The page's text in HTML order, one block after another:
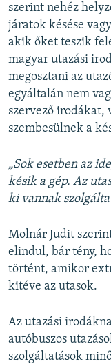
szerint nehéz
járatok késése
akik őket teszik
magyar utazási
megosztani az
egyáltalán nem
szervező irodákat,
szembesülnek a
„Sok esetben az
késik a gép. Az
ki vannak
Molnár Judit
elindul, bár tény,
történt, amikor
kitéve az utasok.
Az utazási
autóbuszos
szolgáltatások